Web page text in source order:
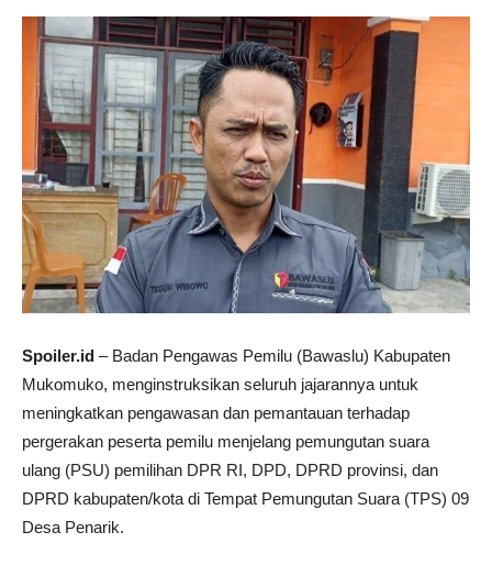
Spoiler.id – Badan Pengawas Pemilu (Bawaslu) Kabupaten
Mukomuko, menginstruksikan seluruh jajarannya untuk
meningkatkan pengawasan dan pemantauan terhadap
pergerakan peserta pemilu menjelang pemungutan suara
ulang (PSU) pemilihan DPR RI, DPD, DPRD provinsi, dan
DPRD kabupaten/kota di Tempat Pemungutan Suara (TPS) 09
Desa Penarik.